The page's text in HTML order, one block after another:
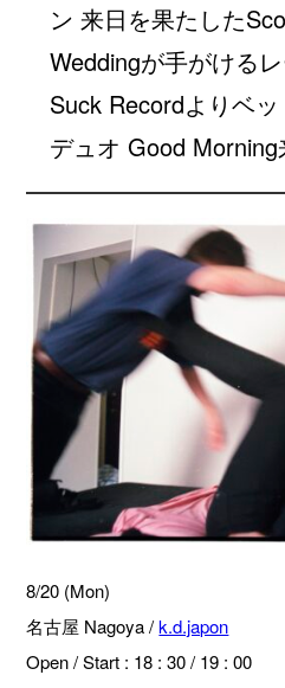
ン 来日を果たした
Weddingが手がける
Suck Recordよりベ
デュオ Good Morning
8/20 (Mon)
名古屋 Nagoya /k.d.japon
Open / Start : 18 : 30 / 19 : 00